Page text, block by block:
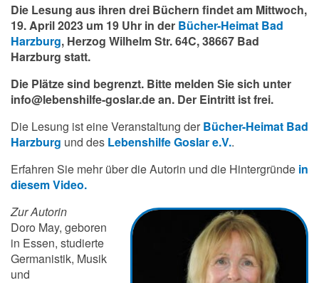
Die Lesung aus ihren drei Büchern findet am Mittwoch,
19. April 2023 um 19 Uhr in der Bücher-Heimat Bad
Harzburg, Herzog Wilhelm Str. 64C, 38667 Bad
Harzburg statt.
Die Plätze sind begrenzt. Bitte melden Sie sich unter
info@lebenshilfe-goslar.de an. Der Eintritt ist frei.
Die Lesung ist eine Veranstaltung der Bücher-Heimat Bad
Harzburg und des Lebenshilfe Goslar e.V..
Erfahren Sie mehr über die Autorin und die Hintergründe in
diesem Video.
Zur Autorin
Doro May, geboren
in Essen, studierte
Germanistik, Musik
und